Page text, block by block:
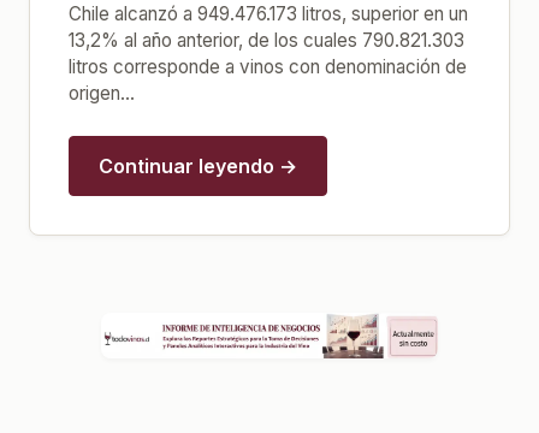
Chile alcanzó a 949.476.173 litros, superior en un
13,2% al año anterior, de los cuales 790.821.303
litros corresponde a vinos con denominación de
origen...
Continuar leyendo →